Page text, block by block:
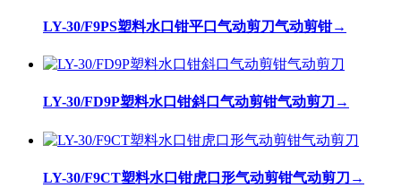
LY-30/F9PS塑料水口钳平口气动剪刀气动剪钳→
LY-30/FD9P塑料水口钳斜口气动剪钳气动剪刀 →
LY-30/F9CT塑料水口钳虎口形气动剪钳气动剪刀 →